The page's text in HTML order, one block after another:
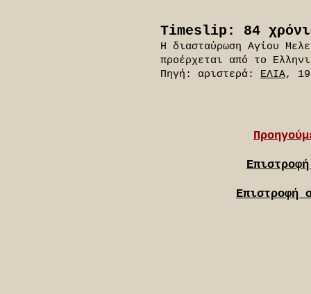
Timeslip: 84
Η διασταύρωση Αγίου
προέρχεται από το
Πηγή: αριστερά: ΕΛΙΑ,
Επιστροφή